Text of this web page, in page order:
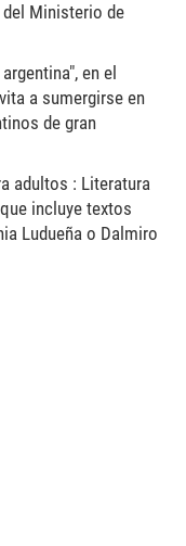
Ministerio de
en el
a sumergirse en
de gran
adultos : Literatura
incluye textos
Ludueña o Dalmiro